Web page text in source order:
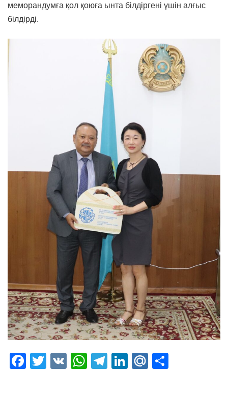
меморандумға қол қоюға ынта білдіргені үшін алғыс
білдірді.
Facebook
Twitter
VK WhatsApp
Telegram
LinkedIn
Mail.Ru